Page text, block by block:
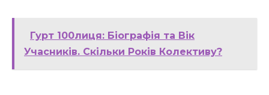
Гурт 100лиця: Біографія та Вік
Учасників. Скільки Років Колективу?